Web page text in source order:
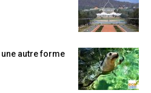
une autre forme